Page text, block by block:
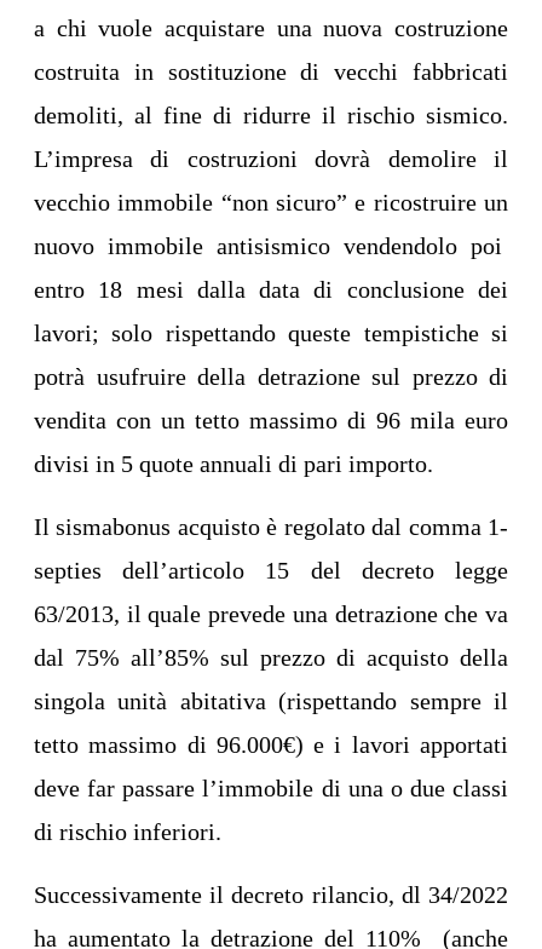
a chi vuole acquistare una nuova costruzione
costruita in sostituzione di vecchi fabbricati
demoliti, al fine di ridurre il rischio sismico.
L’impresa di costruzioni dovrà demolire il
vecchio immobile “non sicuro” e ricostruire un
nuovo immobile antisismico vendendolo poi
entro 18 mesi dalla data di conclusione dei
lavori; solo rispettando queste tempistiche si
potrà usufruire della detrazione sul prezzo di
vendita con un tetto massimo di 96 mila euro
divisi in 5 quote annuali di pari importo.
Il sismabonus acquisto è regolato dal comma 1-
septies dell’articolo 15 del decreto legge
63/2013, il quale prevede una detrazione che va
dal 75% all’85% sul prezzo di acquisto della
singola unità abitativa (rispettando sempre il
tetto massimo di 96.000€) e i lavori apportati
deve far passare l’immobile di una o due classi
di rischio inferiori.
Successivamente il decreto rilancio, dl 34/2022
ha aumentato la detrazione del 110% (anche